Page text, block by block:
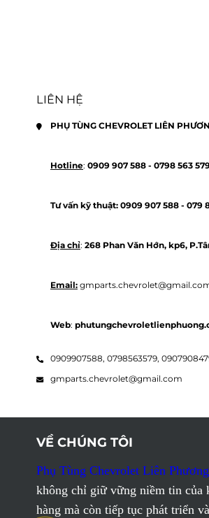
LIÊN HỆ
PHỤ TÙNG CHEVROLET LIÊN
Hotline: 0909 907 588 - 0798 563
Tư vấn kỹ thuật: 0909 907 588 - 079
Địa chỉ: 268 Phan Văn Hớn, kp6,
Email:
Web:
0909907588, 0798563579,
gmparts.chevrolet@gmail.com
VỀ CHÚNG TÔI
Phụ Tùng Chevrolet Liên Phương
không chỉ giữ vững niềm tin của
hàng mà còn tiếp tục phát triển và